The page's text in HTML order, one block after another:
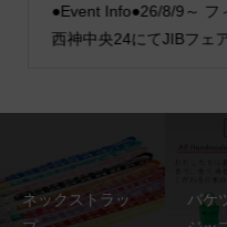
●Event Info●26/8/9～ フ
西神中央24にてJIBフェ
ネックストラッ
バケ